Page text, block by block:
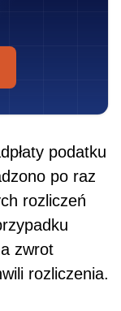
podatku
po raz
rozliczeń
zwrot
rozliczenia.